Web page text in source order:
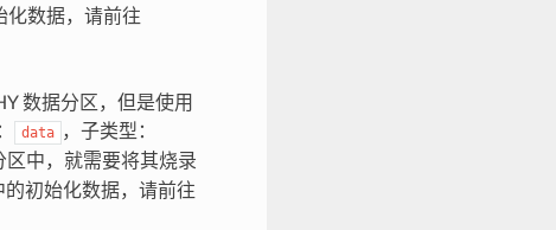
化数据，请前往
数据分区，但是使用
data ，子类型：
中，就需要将其烧录
初始化数据，请前往